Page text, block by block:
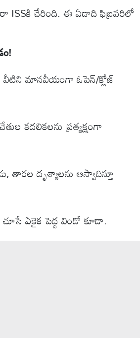
ISSకి చేరింది. ఈ ఏడాది ఫిబ్రవరిలో
వీటిని మానవీయంగా ఓపెన్‌/క్లోజ్‌
కదలికలను ప్రత్యక్షంగా
తారల దృశ్యాలను ఆస్వాదిస్తూ
ఏకైక పెద్ద విండో కూడా.